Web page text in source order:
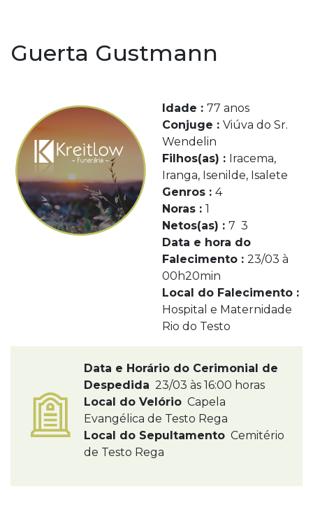
Guerta Gustmann
Idade : 77 anos
Conjuge : Viúva do Sr.
Wendelin
Filhos(as) : Iracema,
Iranga, Isenilde, Isalete
Genros : 4
Noras : 1
Netos(as) : 7 3
Data e hora do
Falecimento : 23/03 à
00h20min
Local do Falecimento :
Hospital e Maternidade
Rio do Testo
Data e Horário do Cerimonial de
Despedida 23/03 às 16:00 horas
Local do Velório Capela
Evangélica de Testo Rega
Local do Sepultamento Cemitério
de Testo Rega